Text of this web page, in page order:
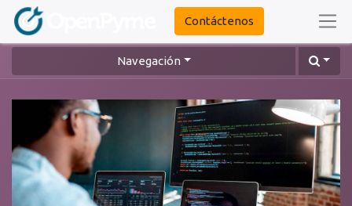
Contáctenos
Navegación